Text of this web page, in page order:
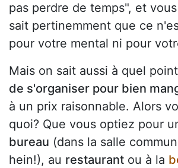
pas perdre de temps", et
sait pertinemment que ce
pour votre mental ni pour
Mais on sait aussi à quel point
de s'organiser pour bien
à un prix raisonnable. Alors
quoi? Que vous optiez pour
bureau (dans la salle
hein!), au restaurant ou à la